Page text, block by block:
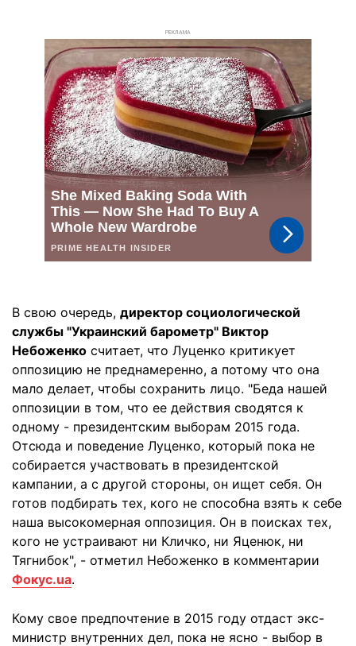
РЕКЛАМА
В свою очередь, директор социологической
службы "Украинский барометр" Виктор
Небоженко считает, что Луценко критикует
оппозицию не преднамеренно, а потому что она
мало делает, чтобы сохранить лицо. "Беда нашей
оппозиции в том, что ее действия сводятся к
одному - президентским выборам 2015 года.
Отсюда и поведение Луценко, который пока не
собирается участвовать в президентской
кампании, а с другой стороны, он ищет себя. Он
готов подбирать тех, кого не способна взять к себе
наша высокомерная оппозиция. Он в поисках тех,
кого не устраивают ни Кличко, ни Яценюк, ни
Тягнибок", - отметил Небоженко в комментарии
Фокус.ua.
Кому свое предпочтение в 2015 году отдаст экс-
министр внутренних дел, пока не ясно - выбор в